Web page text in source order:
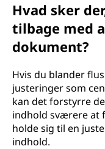
Hvad sker
tilbage med
dokument?
Hvis du blander
justeringer som
kan det forstyrre
indhold sværere at
holde sig til en
indhold.